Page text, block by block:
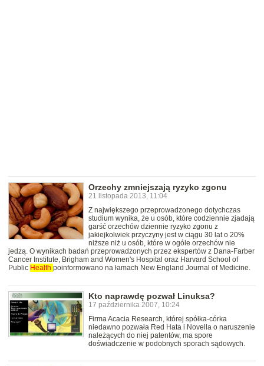
Orzechy zmniejszają ryzyko zgonu
21 listopada 2013, 11:04
Z największego przeprowadzonego dotychczas
studium wynika, że u osób, które codziennie zjadają
garść orzechów dziennie ryzyko zgonu z
jakiejkolwiek przyczyny jest w ciągu 30 lat o 20%
niższe niż u osób, które w ogóle orzechów nie
jedzą. O wynikach badań przeprowadzonych przez ekspertów z Dana-Farber
Cancer Institute, Brigham and Women's Hospital oraz Harvard School of
Public Health poinformowano na łamach New England Journal of Medicine.
Kto naprawdę pozwał Linuksa?
17 października 2007, 10:24
Firma Acacia Research, której spółka-córka
niedawno pozwała Red Hata i Novella o naruszenie
należących do niej patentów, ma spore
doświadczenie w podobnych sporach sądowych.